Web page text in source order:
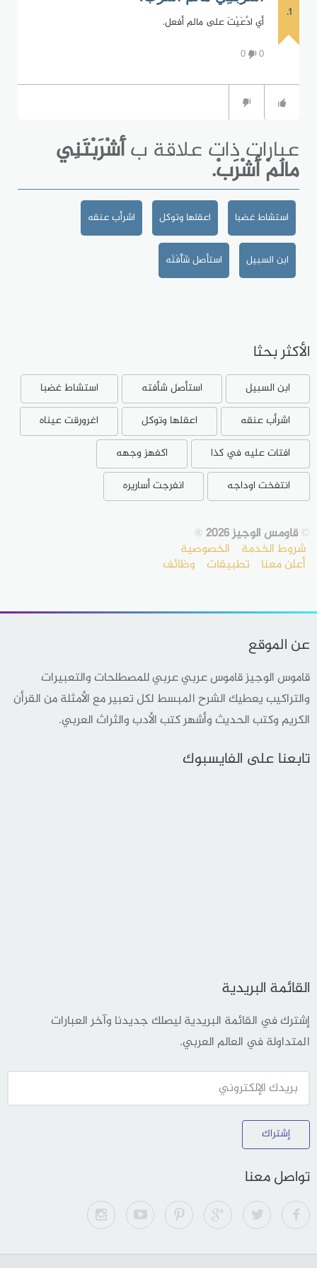
1.
أي ادَّعَيْتَ على مالم أفعل.
0
0
عبارات ذات علاقة بأَشْرَبْتَنِي
مالَمْ أَشْرَبْ.
استشاط غضبا اعقلها وتوكل اشرأب عنقه
ابن السبيل استأصل شَأْفَتَه
الأكثر بحثا
ابن السبيل استأصل شأفته
استشاط غضبا
اشرأب عنقه
اعقلها وتوكل
اغرورقت عيناه
افتات عليه في كذا
اكفهز وجهه
انتفخت اوداجه
انفرجت أساريره
©قاومس الوجيز 2026 ®
شروط الخدمة الخصوصية
أعلن معنا تطبيقات وظائف
عن الموقع
قاموس الوجيز قاموس عربي عربي للمصطلحات والتعبيرات
والتراكيب يعطيك الشرح المبسط لكل تعبير مع الأمثلة من القرأن
الكريم وكتب الحديث وأشهر كتب الأدب والثراث العربي.
تابعنا على الفايسبوك
القائمة البريدية
إشترك في القائمة البريدية ليصلك جديدنا وآخر العبارات
المتداولة في العالم العربي.
إشتراك
تواصل معنا